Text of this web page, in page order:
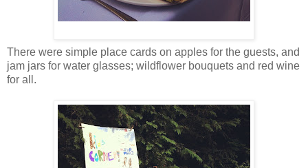
There were simple place cards on apples for the guests, and
jam jars for water glasses; wildflower bouquets and red wine
for all.